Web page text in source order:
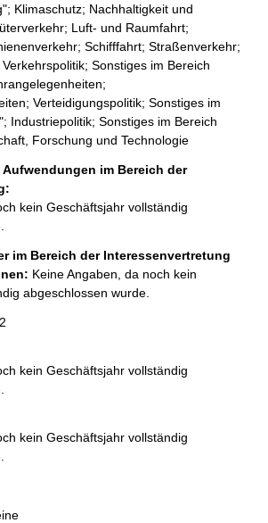
Klimaschutz; Nachhaltigkeit und
Luft- und Raumfahrt;
Schifffahrt; Straßenverkehr;
Sonstiges im Bereich
Verteidigungspolitik; Sonstiges im
Industriepolitik; Sonstiges im Bereich
Forschung und Technologie
im Bereich der
kein Geschäftsjahr vollständig
im Bereich der Interessenvertretung
Keine Angaben, da noch kein
abgeschlossen wurde.
2
kein Geschäftsjahr vollständig
kein Geschäftsjahr vollständig